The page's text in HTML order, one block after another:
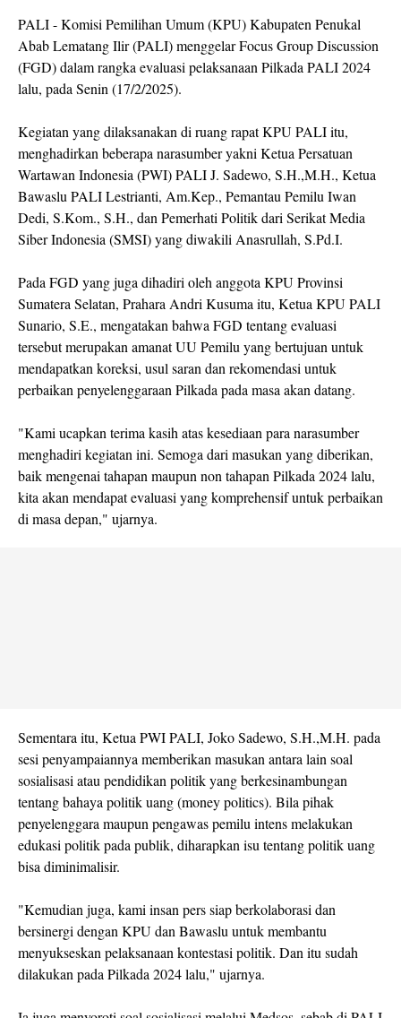
PALI - Komisi Pemilihan Umum (KPU) Kabupaten Penukal
Abab Lematang Ilir (PALI) menggelar Focus Group Discussion
(FGD) dalam rangka evaluasi pelaksanaan Pilkada PALI 2024
lalu, pada Senin (17/2/2025).
Kegiatan yang dilaksanakan di ruang rapat KPU PALI itu,
menghadirkan beberapa narasumber yakni Ketua Persatuan
Wartawan Indonesia (PWI) PALI J. Sadewo, S.H.,M.H., Ketua
Bawaslu PALI Lestrianti, Am.Kep., Pemantau Pemilu Iwan
Dedi, S.Kom., S.H., dan Pemerhati Politik dari Serikat Media
Siber Indonesia (SMSI) yang diwakili Anasrullah, S.Pd.I.
Pada FGD yang juga dihadiri oleh anggota KPU Provinsi
Sumatera Selatan, Prahara Andri Kusuma itu, Ketua KPU PALI
Sunario, S.E., mengatakan bahwa FGD tentang evaluasi
tersebut merupakan amanat UU Pemilu yang bertujuan untuk
mendapatkan koreksi, usul saran dan rekomendasi untuk
perbaikan penyelenggaraan Pilkada pada masa akan datang.
"Kami ucapkan terima kasih atas kesediaan para narasumber
menghadiri kegiatan ini. Semoga dari masukan yang diberikan,
baik mengenai tahapan maupun non tahapan Pilkada 2024 lalu,
kita akan mendapat evaluasi yang komprehensif untuk perbaikan
di masa depan," ujarnya.
Sementara itu, Ketua PWI PALI, Joko Sadewo, S.H.,M.H. pada
sesi penyampaiannya memberikan masukan antara lain soal
sosialisasi atau pendidikan politik yang berkesinambungan
tentang bahaya politik uang (money politics). Bila pihak
penyelenggara maupun pengawas pemilu intens melakukan
edukasi politik pada publik, diharapkan isu tentang politik uang
bisa diminimalisir.
"Kemudian juga, kami insan pers siap berkolaborasi dan
bersinergi dengan KPU dan Bawaslu untuk membantu
menyukseskan pelaksanaan kontestasi politik. Dan itu sudah
dilakukan pada Pilkada 2024 lalu," ujarnya.